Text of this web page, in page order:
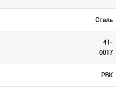
Сталь
41-
0017
PBK